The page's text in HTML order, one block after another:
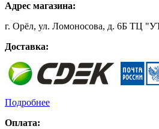
Адрес магазина:
г. Орёл, ул. Ломоносова, д. 6Б ТЦ
Доставка:
Подробнее
Оплата: